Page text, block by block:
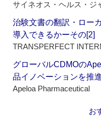
サイネオス・ヘルス・ジ
治験文書の翻訳・ロー
導入できるかーその[2]
TRANSPERFECT
グローバルCDMOの
品イノベーションを推
Apeloa Pharmaceutical
お